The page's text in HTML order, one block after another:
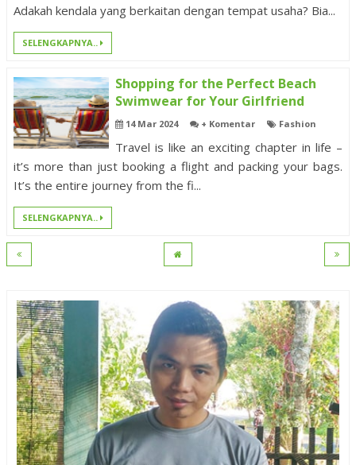
Adakah kendala yang berkaitan dengan tempat usaha? Bia...
SELENGKAPNYA..
Shopping for the Perfect Beach
Swimwear for Your Girlfriend
14 Mar 2024 + Komentar Fashion
Travel is like an exciting chapter in life –
it’s more than just booking a flight and packing your bags.
It’s the entire journey from the fi...
SELENGKAPNYA..